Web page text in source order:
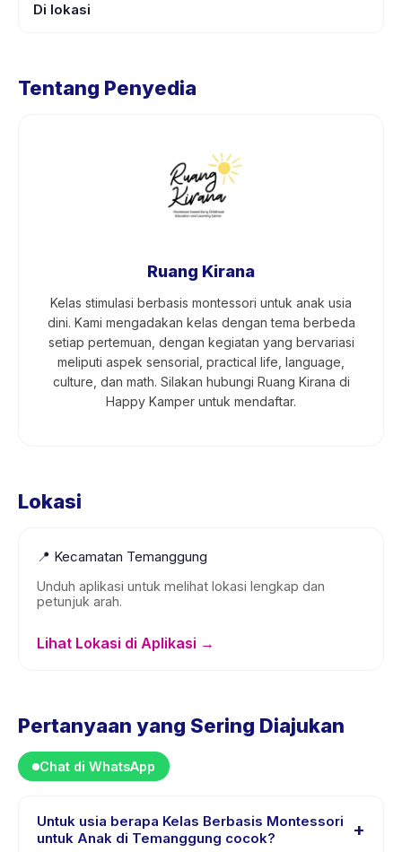
Di lokasi
Tentang Penyedia
Ruang Kirana
Kelas stimulasi berbasis montessori untuk anak usia
dini. Kami mengadakan kelas dengan tema berbeda
setiap pertemuan, dengan kegiatan yang bervariasi
meliputi aspek sensorial, practical life, language,
culture, dan math. Silakan hubungi Ruang Kirana di
Happy Kamper untuk mendaftar.
Lokasi
📍 Kecamatan Temanggung
Unduh aplikasi untuk melihat lokasi lengkap dan
petunjuk arah.
Lihat Lokasi di Aplikasi →
Pertanyaan yang Sering Diajukan
Chat di WhatsApp
Untuk usia berapa Kelas Berbasis Montessori
untuk Anak di Temanggung cocok?
+